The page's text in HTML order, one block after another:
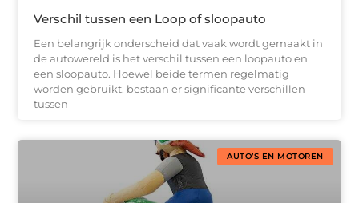
Verschil tussen een Loop of sloopauto
Een belangrijk onderscheid dat vaak wordt gemaakt in
de autowereld is het verschil tussen een loopauto en
een sloopauto. Hoewel beide termen regelmatig
worden gebruikt, bestaan er significante verschillen
tussen
AUTO’S EN MOTOREN